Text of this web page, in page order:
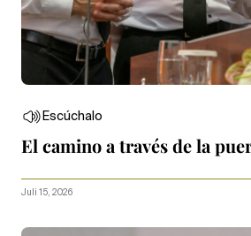
Escúchalo
El camino a través de la
Juli 15, 2026